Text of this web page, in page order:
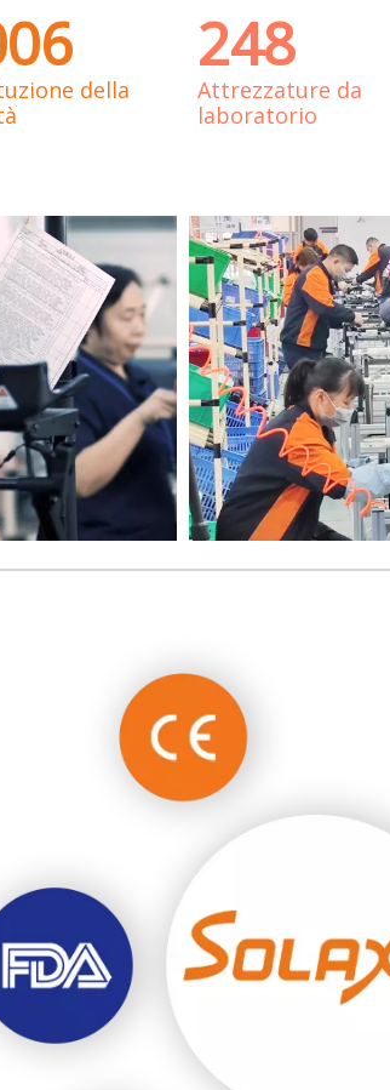
della
248
Attrezzature da
laboratorio